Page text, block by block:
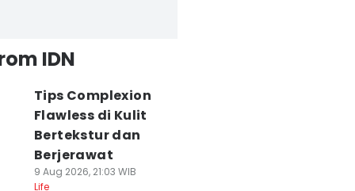
IDN
Tips Complexion
Flawless di Kulit
Bertekstur dan
Berjerawat
9 Aug 2026, 21:03 WIB
Life